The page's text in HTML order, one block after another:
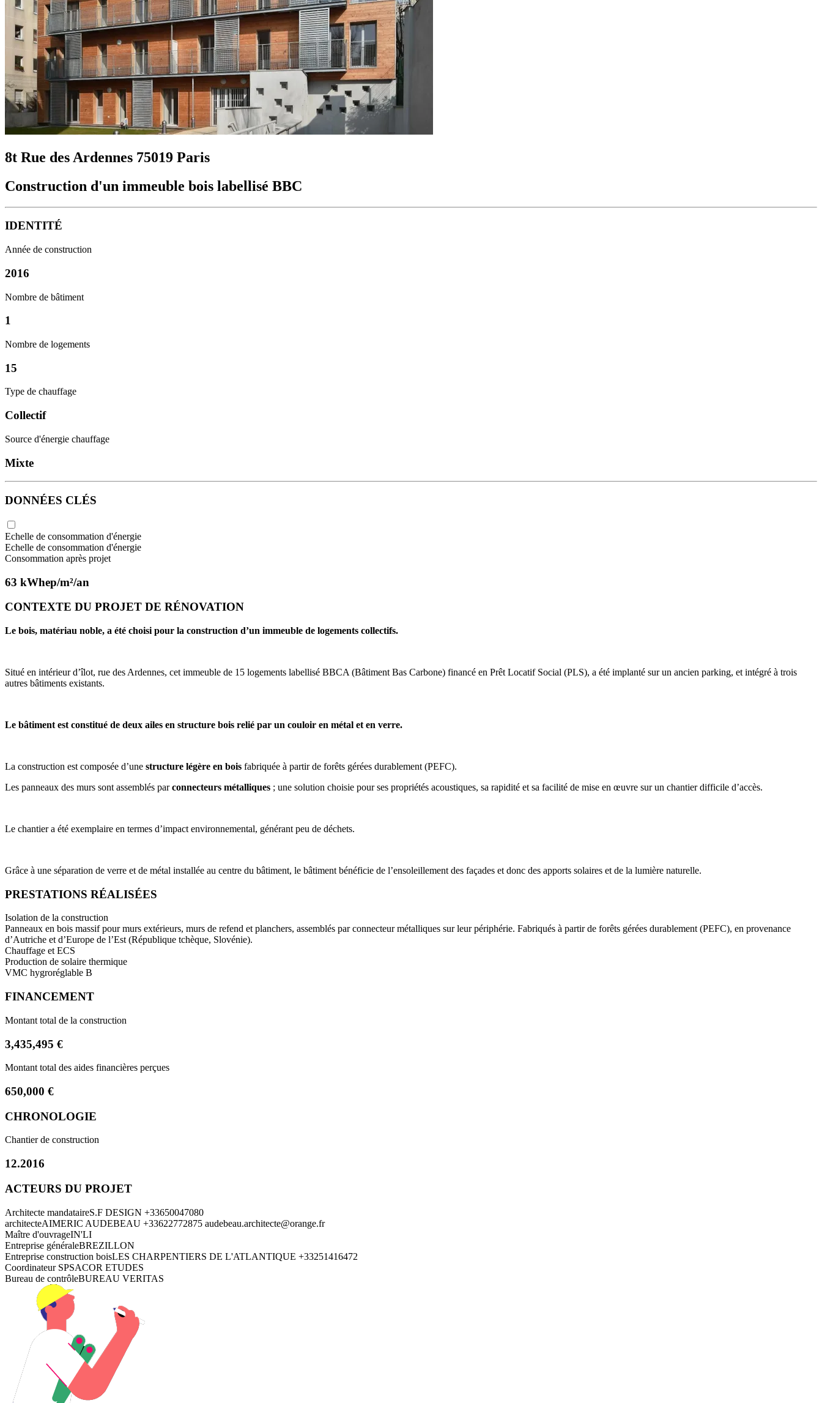
8t Rue des Ardennes 75019 Paris
Construction d'un immeuble bois labellisé BBC
IDENTITÉ
Année de construction
2016
Nombre de bâtiment
1
Nombre de logements
15
Type de chauffage
Collectif
Source d'énergie chauffage
Mixte
DONNÉES CLÉS
Echelle de consommation d'énergie
Echelle de consommation d'énergie
Consommation après projet
63 kWhep/m²/an
CONTEXTE DU PROJET DE RÉNOVATION
Le bois, matériau noble, a été choisi pour la construction d’un immeuble de logements collectifs.
Situé en intérieur d’îlot, rue des Ardennes, cet immeuble de 15 logements labellisé BBCA (Bâtiment Bas Carbone) financé en Prêt Locatif Social (PLS), a été implanté sur un ancien parking, et intégré à trois
autres bâtiments existants.
Le bâtiment est constitué de deux ailes en structure bois relié par un couloir en métal et en verre.
La construction est composée d’une structure légère en bois fabriquée à partir de forêts gérées durablement (PEFC).
Les panneaux des murs sont assemblés parconnecteurs métalliques ; une solution choisie pour ses propriétés acoustiques, sa rapidité et sa facilité de mise en œuvre sur un chantier difficile d’accès.
Le chantier a été exemplaire en termes d’impact environnemental, générant peu de déchets.
Grâce à une séparation de verre et de métal installée au centre du bâtiment, le bâtiment bénéficie de l’ensoleillement des façades et donc des apports solaires et de la lumière naturelle.
PRESTATIONS RÉALISÉES
Isolation de la construction
Panneaux en bois massif pour murs extérieurs, murs de refend et planchers, assemblés par connecteur métalliques sur leur périphérie. Fabriqués à partir de forêts gérées durablement (PEFC), en provenance
d’Autriche et d’Europe de l’Est (République tchèque, Slovénie).
Chauffage et ECS
Production de solaire thermique
VMC hygroréglable B
FINANCEMENT
Montant total de la construction
3,435,495 €
Montant total des aides financières perçues
650,000 €
CHRONOLOGIE
Chantier de construction
12.2016
ACTEURS DU PROJET
Architecte mandataireS.F DESIGN +33650047080
architecteAIMERIC AUDEBEAU +33622772875 audebeau.architecte@orange.fr
Maître d'ouvrageIN'LI
Entreprise généraleBREZILLON
Entreprise construction boisLES CHARPENTIERS DE L'ATLANTIQUE +33251416472
Coordinateur SPSACOR ETUDES
Bureau de contrôleBUREAU VERITAS